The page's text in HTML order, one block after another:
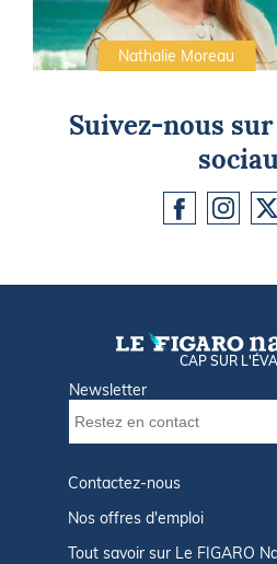
Nathalie Moreau
Suivez-nous
CAP SUR
Newsletter
Contactez-nous
Nos offres d'emploi
Tout savoir sur Le FIGARO